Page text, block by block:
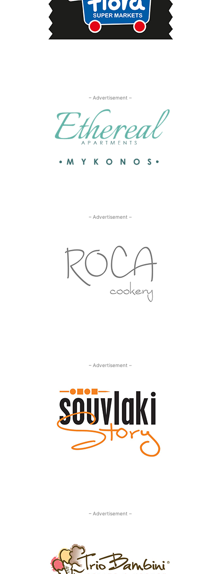
– Advertisement –
– Advertisement –
– Advertisement –
– Advertisement –